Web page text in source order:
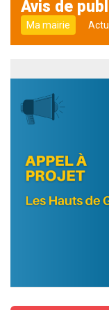
Avis de
Ma mairie